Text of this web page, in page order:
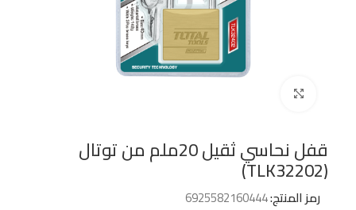
قفل نحاسي ثقيل 20ملم من توتال
(TLK32202)
رمز المنتج:6925582160444